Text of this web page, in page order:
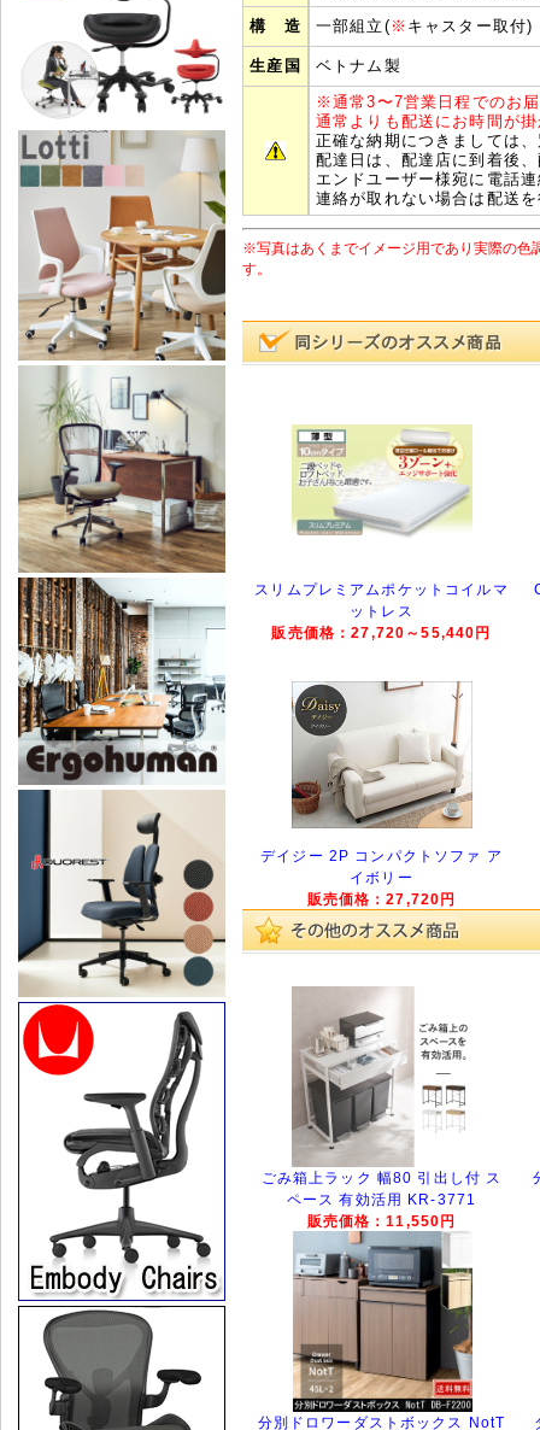
構 造
一部組立( ※ キャスター取付)
生産国
ベトナム製
※通常3〜7営業日程でのお
通常よりも配送にお時間が
正確な納期につきましては
配達日は、配達店に到着後
エンドユーザー様宛に電話
連絡が取れない場合は配送
※写真はあくまでイメージ用であり実際の色
す。
スリムプレミアムポケットコイルマ
ットレス
販売価格：27,720～55,440円
デイジー 2P コンパクトソファ ア
イボリー
販売価格：27,720円
ごみ箱上ラック 幅80 引出し付 ス
ペース 有効活用 KR-3771
販売価格：11,550円
分別ドロワーダストボックス NotT